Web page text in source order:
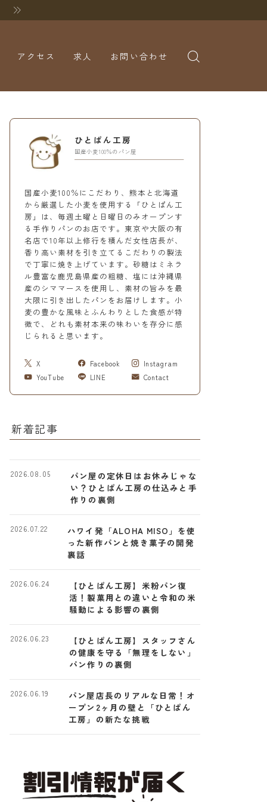
アクセス 求人 お問い合わせ
ひとぱん工房
国産小麦100％のパン屋
国産小麦100％にこだわり、熊本と北海道
から厳選した小麦を使用する「ひとぱん工
房」は、毎週土曜と日曜日のみオープンす
る手作りパンのお店です。東京や大阪の有
名店で10年以上修行を積んだ女性店長が、
香り高い素材を引き立てるこだわりの製法
で丁寧に焼き上げています。砂糖はミネラ
ル豊富な鹿児島県産の粗糖、塩には沖縄県
産のシママースを使用し、素材の旨みを最
大限に引き出したパンをお届けします。小
麦の豊かな風味とふんわりとした食感が特
徴で、どれも素材本来の味わいを存分に感
じられると思います。
X Facebook
Instagram
YouTube
LINE Contact
新着記事
パン屋の定休日はお休みじゃな
い？ひとぱん工房の仕込みと手
作りの裏側
2026.08.05
ハワイ発「ALOHA MISO」を使
った新作パンと焼き菓子の開発
裏話
2026.07.22
【ひとぱん工房】米粉パン復
活！製菓用との違いと令和の米
騒動による影響の裏側
2026.06.24
【ひとぱん工房】スタッフさん
の健康を守る「無理をしない」
パン作りの裏側
2026.06.23
パン屋店長のリアルな日常！オ
ープン2ヶ月の壁と「ひとぱん
工房」の新たな挑戦
2026.06.19